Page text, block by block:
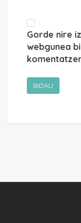
Gorde nire
webgunea